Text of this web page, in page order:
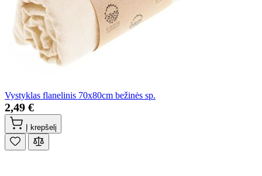
Vystyklas flanelinis 70x80cm bežinės sp.
2,49 €
Į krepšelį